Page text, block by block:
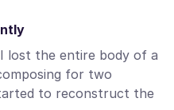
lost the entire body of a
for two
to reconstruct the